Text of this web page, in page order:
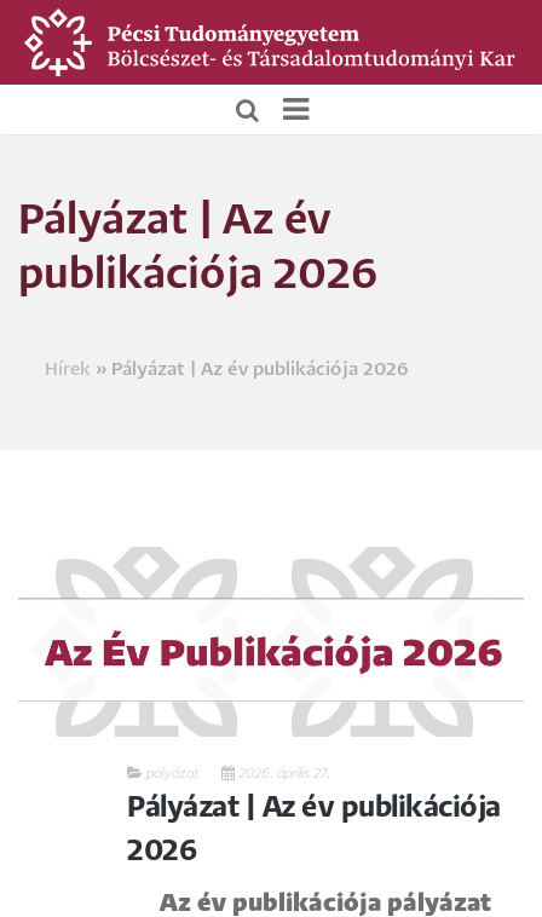
Ugrás
tartalomra
Főoldali
menü
Pályázat | Az év
publikációja 2026
Morzsa
Hírek Pályázat | Az év publikációja 2026
pályázat 2026. április 27.
Pályázat | Az év publikációja
2026
Az év publikációja pályázat